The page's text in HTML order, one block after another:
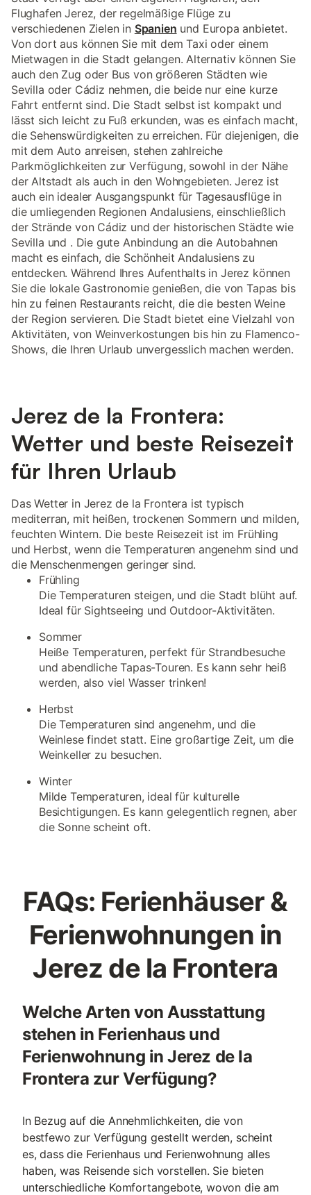
Flughafen Jerez, der regelmäßige Flüge zu
verschiedenen Zielen in Spanien und Europa anbietet.
Von dort aus können Sie mit dem Taxi oder einem
Mietwagen in die Stadt gelangen. Alternativ können Sie
auch den Zug oder Bus von größeren Städten wie
Sevilla oder Cádiz nehmen, die beide nur eine kurze
Fahrt entfernt sind. Die Stadt selbst ist kompakt und
lässt sich leicht zu Fuß erkunden, was es einfach macht,
die Sehenswürdigkeiten zu erreichen. Für diejenigen, die
mit dem Auto anreisen, stehen zahlreiche
Parkmöglichkeiten zur Verfügung, sowohl in der Nähe
der Altstadt als auch in den Wohngebieten. Jerez ist
auch ein idealer Ausgangspunkt für Tagesausflüge in
die umliegenden Regionen Andalusiens, einschließlich
der Strände von Cádiz und der historischen Städte wie
Sevilla und . Die gute Anbindung an die Autobahnen
macht es einfach, die Schönheit Andalusiens zu
entdecken. Während Ihres Aufenthalts in Jerez können
Sie die lokale Gastronomie genießen, die von Tapas bis
hin zu feinen Restaurants reicht, die die besten Weine
der Region servieren. Die Stadt bietet eine Vielzahl von
Aktivitäten, von Weinverkostungen bis hin zu Flamenco-
Shows, die Ihren Urlaub unvergesslich machen werden.
Jerez de la Frontera:
Wetter und beste Reisezeit
für Ihren Urlaub
Das Wetter in Jerez de la Frontera ist typisch
mediterran, mit heißen, trockenen Sommern und milden,
feuchten Wintern. Die beste Reisezeit ist im Frühling
und Herbst, wenn die Temperaturen angenehm sind und
die Menschenmengen geringer sind.
Frühling
Die Temperaturen steigen, und die Stadt blüht auf.
Ideal für Sightseeing und Outdoor-Aktivitäten.
Sommer
Heiße Temperaturen, perfekt für Strandbesuche
und abendliche Tapas-Touren. Es kann sehr heiß
werden, also viel Wasser trinken!
Herbst
Die Temperaturen sind angenehm, und die
Weinlese findet statt. Eine großartige Zeit, um die
Weinkeller zu besuchen.
Winter
Milde Temperaturen, ideal für kulturelle
Besichtigungen. Es kann gelegentlich regnen, aber
die Sonne scheint oft.
FAQs: Ferienhäuser &
Ferienwohnungen in
Jerez de la Frontera
Welche Arten von Ausstattung
stehen in Ferienhaus und
Ferienwohnung in Jerez de la
Frontera zur Verfügung?
In Bezug auf die Annehmlichkeiten, die von
bestfewo zur Verfügung gestellt werden, scheint
es, dass die Ferienhaus und Ferienwohnung alles
haben, was Reisende sich vorstellen. Sie bieten
unterschiedliche Komfortangebote, wovon die am